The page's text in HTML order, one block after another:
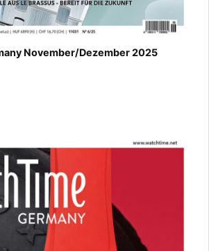
November/Dezember 2025